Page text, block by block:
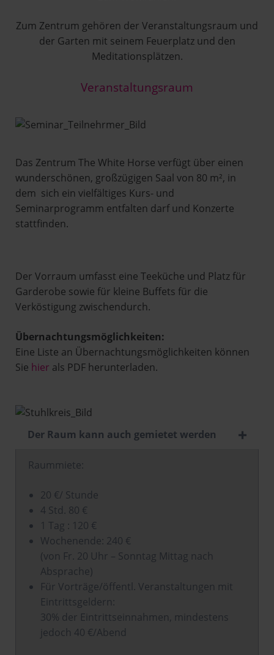
Zum Zentrum gehören der Veranstaltungsraum und
der Garten mit seinem Feuerplatz und den
Meditationsplätzen.
Veranstaltungsraum
Das Zentrum The White Horse verfügt über einen
wunderschönen, großzügigen Saal von 80 m², in
dem sich ein vielfältiges Kurs- und
Seminarprogramm entfalten darf und Konzerte
stattfinden.
Der Vorraum umfasst eine Teeküche und Platz für
Garderobe sowie für kleine Buffets für die
Verköstigung zwischendurch.
Übernachtungsmöglichkeiten:
Eine Liste an Übernachtungsmöglichkeiten können
Sie hier als PDF herunterladen.
Der Raum kann auch gemietet werden
Raummiete:
20 €/ Stunde
4 Std. 80 €
1 Tag : 120 €
Wochenende: 240 €
(von Fr. 20 Uhr – Sonntag Mittag nach
Absprache)
Für Vorträge/öffentl. Veranstaltungen mit
Eintrittsgeldern:
30% der Eintrittseinnahmen, mindestens
jedoch 40 €/Abend